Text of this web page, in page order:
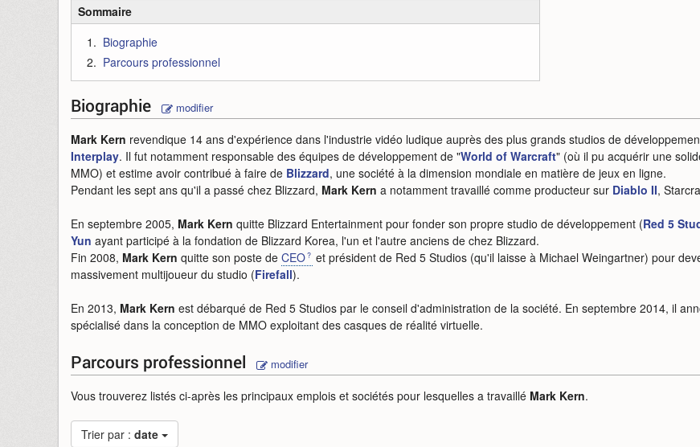
Sommaire
Biographie
Parcours professionnel
Biographie modifier
Mark Kern revendique 14 ans d'expérience dans l'industrie vidéo ludique auprès des plus grands studios de
Interplay. Il fut notamment responsable des équipes de développement de "World of Warcraft" (où il pu acquérir une
MMO) et estime avoir contribué à faire de Blizzard, une société à la dimension mondiale en matière de jeux en ligne.
Pendant les sept ans qu'il a passé chez Blizzard, Mark Kern a notamment travaillé comme producteur sur Diablo II,
En septembre 2005, Mark Kern quitte Blizzard Entertainment pour fonder son propre studio de développement (Red 5
Yun ayant participé à la fondation de Blizzard Korea, l'un et l'autre anciens de chez Blizzard.
Fin 2008, Mark Kern quitte son poste de CEO et président de Red 5 Studios (qu'il laisse à Michael Weingartner) pour
massivement multijoueur du studio (Firefall).
En 2013, Mark Kern est débarqué de Red 5 Studios par le conseil d'administration de la société. En septembre 2014, il
spécialisé dans la conception de MMO exploitant des casques de réalité virtuelle.
Parcours professionnel modifier
Vous trouverez listés ci-après les principaux emplois et sociétés pour lesquelles a travaillé Mark Kern.
Trier par : date